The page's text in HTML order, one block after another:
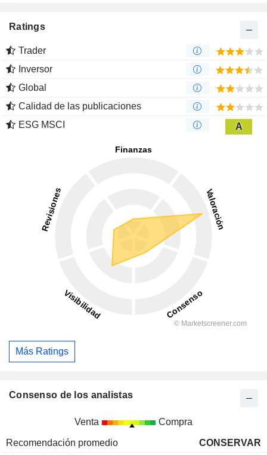
Ratings
Trader
Inversor
Global
Calidad de las publicaciones
ESG MSCI
A
Más Ratings
Consenso de los analistas
Venta Compra
Recomendación promedio
CONSERVAR